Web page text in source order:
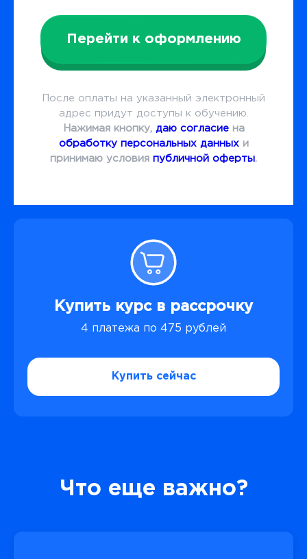
Перейти к оформлению
После оплаты на указанный электронный
адрес придут доступы к обучению.
Нажимая кнопку, даю согласиена
обработку персональных данныхи
принимаю условия публичной оферты.
Купить курс в рассрочку
4 платежа по 475 рублей
Купить сейчас
Что еще важно?